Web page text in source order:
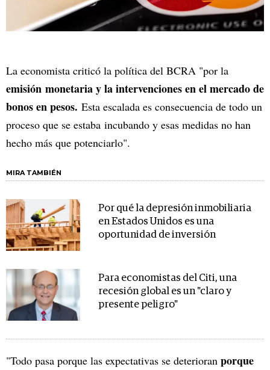
La economista criticó la política del BCRA "por la
emisión monetaria y la intervenciones en el mercado de
bonos en pesos. Esta escalada es consecuencia de todo un
proceso que se estaba incubando y esas medidas no han
hecho más que potenciarlo".
MIRA TAMBIÉN
Por qué la depresión inmobiliaria
en Estados Unidos es una
oportunidad de inversión
Para economistas del Citi, una
recesión global es un "claro y
presente peligro"
"Todo pasa porque las expectativas se deterioran porque